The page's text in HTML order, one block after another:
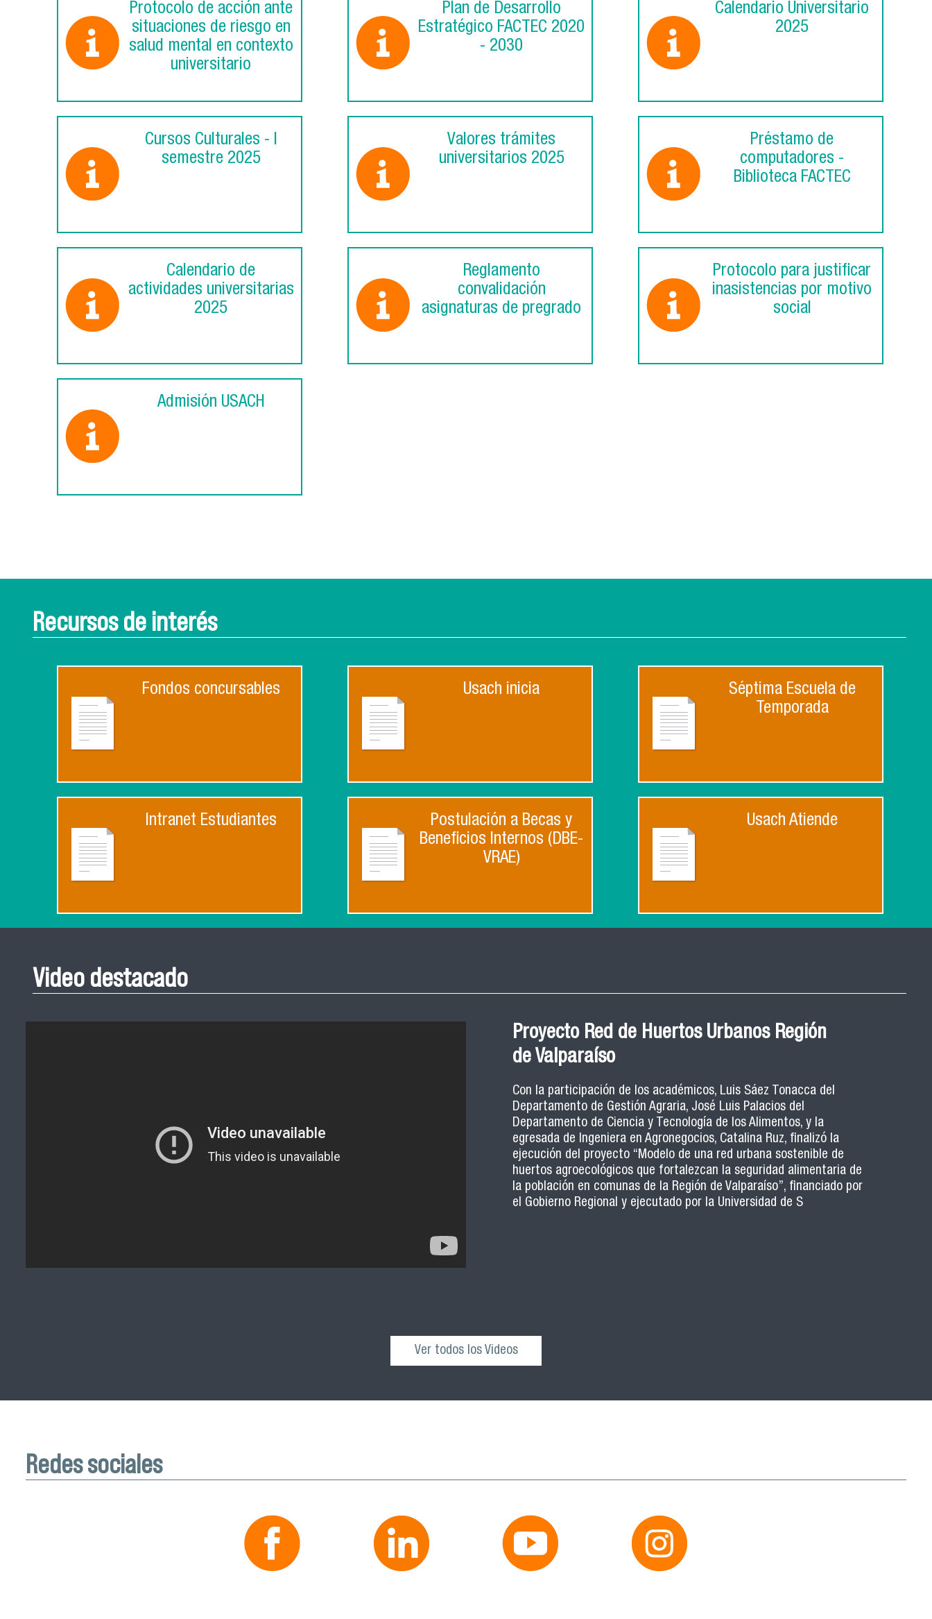
Protocolo de acción ante
situaciones de riesgo en
salud mental en contexto
universitario
Plan de Desarrollo
Estratégico FACTEC 2020
- 2030
Calendario Universitario
2025
Cursos Culturales - I
semestre 2025
Valores trámites
universitarios 2025
Préstamo de
computadores -
Biblioteca FACTEC
Calendario de
actividades universitarias
2025
Reglamento
convalidación
asignaturas de pregrado
Protocolo para justificar
inasistencias por motivo
social
Admisión USACH
Recursos de interés
Fondos concursables Usach inicia
Séptima Escuela de
Temporada
Intranet Estudiantes
Postulación a Becas y
Beneficios Internos (DBE-
VRAE)
Usach Atiende
Video destacado
Proyecto Red de Huertos Urbanos Región
de Valparaíso
Con la participación de los académicos, Luis Sáez Tonacca del
Departamento de Gestión Agraria, José Luis Palacios del
Departamento de Ciencia y Tecnología de los Alimentos, y la
egresada de Ingeniera en Agronegocios, Catalina Ruz, finalizó la
ejecución del proyecto “Modelo de una red urbana sostenible de
huertos agroecológicos que fortalezcan la seguridad alimentaria de
la población en comunas de la Región de Valparaíso”, financiado por
el Gobierno Regional y ejecutado por la Universidad de S
Ver todos los Videos
Redes sociales